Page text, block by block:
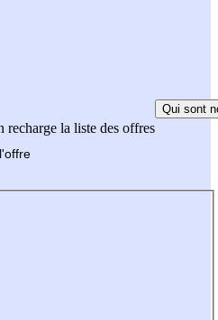
recharge la liste des offres
Qui sont